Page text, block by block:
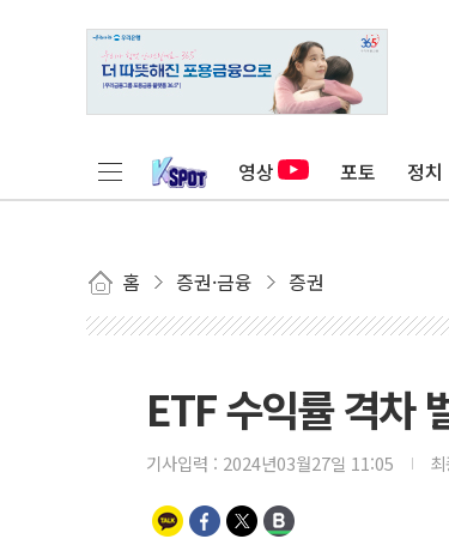
영상 포토 정치
홈 증권·금융 증권
ETF 수익률 격차
기사입력 : 2024년03월27일 11:05